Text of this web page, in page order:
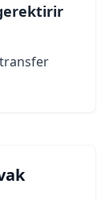
transfer